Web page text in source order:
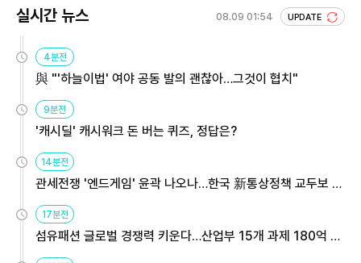
실시간 뉴스 08.09 01:54 UPDATE
4분전
與 "'하늘이법' 여야 공동 발의 괜찮아…그것이 협치"
9분전
'캐시딜' 캐시워크 돈 버는 퀴즈, 정답은?
14분전
관세전쟁 '엔드게임' 윤곽 나오나…한국 新통상정책 교두보 활
17분전
섬유패션 글로벌 경쟁력 키운다…산업부 15개 과제 180억 지